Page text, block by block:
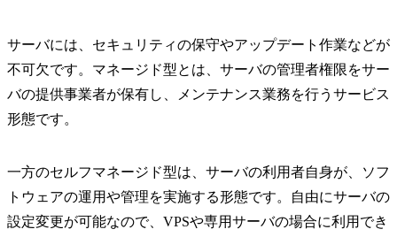
サーバには、セキュリティの保守やアップデート作業などが
不可欠です。マネージド型とは、サーバの管理者権限をサー
バの提供事業者が保有し、メンテナンス業務を行うサービス
形態です。
一方のセルフマネージド型は、サーバの利用者自身が、ソフ
トウェアの運用や管理を実施する形態です。自由にサーバの
設定変更が可能なので、VPSや専用サーバの場合に利用でき